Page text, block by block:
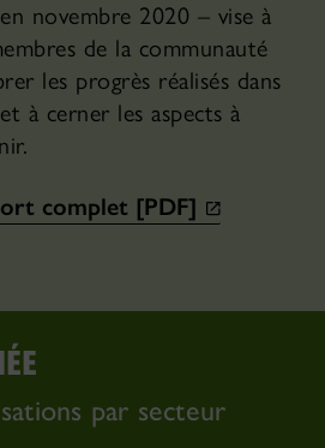
novembre 2020 – vise à
de la communauté
les progrès réalisés dans
à cerner les aspects à
complet [PDF]
par secteur